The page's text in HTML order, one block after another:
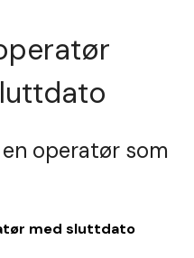
operatør som
med sluttdato